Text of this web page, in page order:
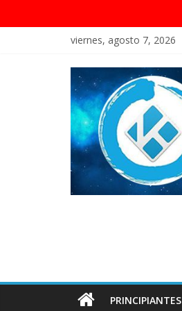
viernes, agosto 7, 2026
PRINCIPIANTES